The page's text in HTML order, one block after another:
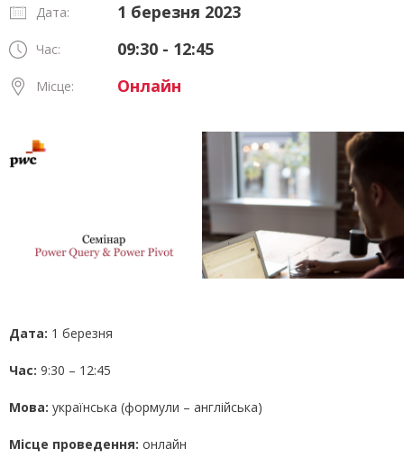
Дата: 1 березня 2023
Час: 09:30 - 12:45
Місце: Онлайн
Дата: 1 березня
Час: 9:30 – 12:45
Мова: українська (формули – англійська)
Місце проведення: онлайн